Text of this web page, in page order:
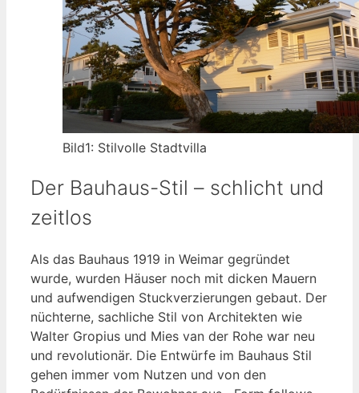
Bild1: Stilvolle Stadtvilla
Der Bauhaus-Stil – schlicht und
zeitlos
Als das Bauhaus 1919 in Weimar gegründet
wurde, wurden Häuser noch mit dicken Mauern
und aufwendigen Stuckverzierungen gebaut. Der
nüchterne, sachliche Stil von Architekten wie
Walter Gropius und Mies van der Rohe war neu
und revolutionär. Die Entwürfe im Bauhaus Stil
gehen immer vom Nutzen und von den